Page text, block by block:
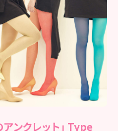
ンクレット」 Type